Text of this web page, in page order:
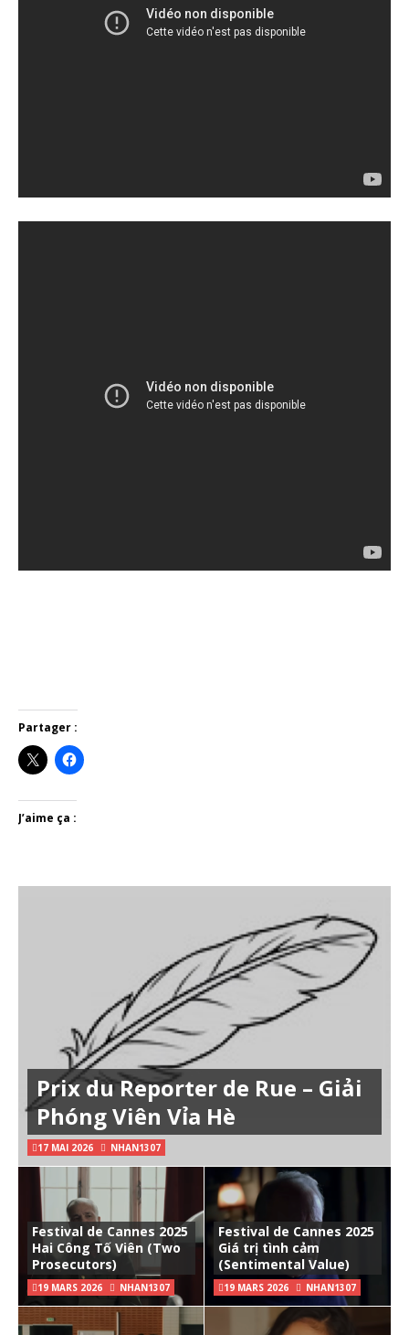
Partager :
J’aime ça :
Prix du Reporter de Rue – Giải
Phóng Viên Vỉa Hè
17 MAI 2026 NHAN1307
Festival de Cannes 2025
Hai Công Tố Viên (Two
Prosecutors)
19 MARS 2026 NHAN1307
Festival de Cannes 2025
Giá trị tình cảm
(Sentimental Value)
19 MARS 2026 NHAN1307